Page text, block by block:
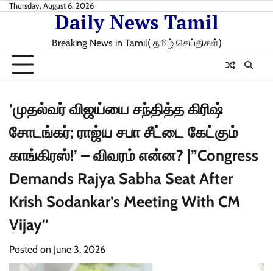
SkipThursday, August 6, 2026
Daily News Tamil
Breaking News in Tamil( தமிழ் செய்திகள்)
‘முதல்வர் விஜய்யை சந்தித்த கிரிஷ்
சோடங்கர்; ராஜ்ய சபா சீட்டை கேட்கும்
காங்கிரஸ்!’ – விவரம் என்ன? |”Congress
Demands Rajya Sabha Seat After
Krish Sodankar’s Meeting With CM
Vijay”
Posted on June 3, 2026